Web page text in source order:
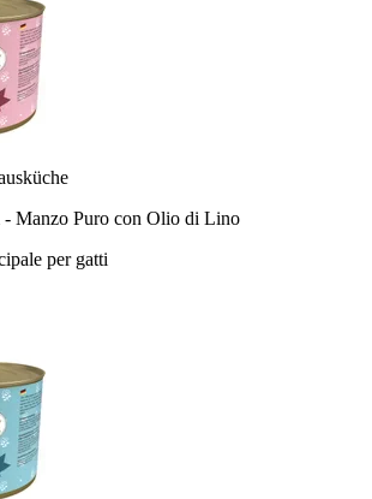
- Manzo Puro con Olio di Lino
per gatti